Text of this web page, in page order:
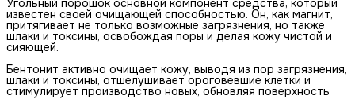
Угольный порошок основной компонент средства, который
известен своей очищающей способностью. Он, как магнит,
притягивает не только возможные загрязнения, но также
шлаки и токсины, освобождая поры и делая кожу чистой и
сияющей.
Бентонит активно очищает кожу, выводя из пор загрязнения,
шлаки и токсины, отшелушивает ороговевшие клетки и
стимулирует производство новых, обновляя поверхность